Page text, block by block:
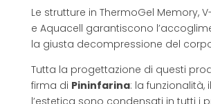
Le strutture in ThermoGel Memory,
e Aquacell garantiscono
la giusta decompressione del
Tutta la progettazione di questi
firma di Pininfarina: la funzionalità,
l’estetica sono condensati in tutti i